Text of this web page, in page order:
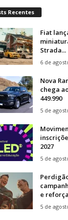
Recentes
Fiat
Strada...
6 de
Nova
chega
449.990
5 de
2027
5 de
e
5 de